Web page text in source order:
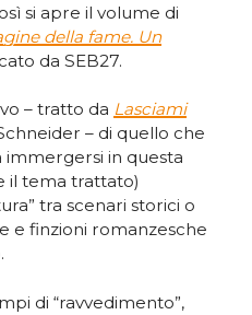
si apre il volume di
della fame. Un
da SEB27.
– tratto da Lasciami
– di quello che
immergersi in questa
il tema trattato)
tra scenari storici o
e finzioni romanzesche
di “ravvedimento”,